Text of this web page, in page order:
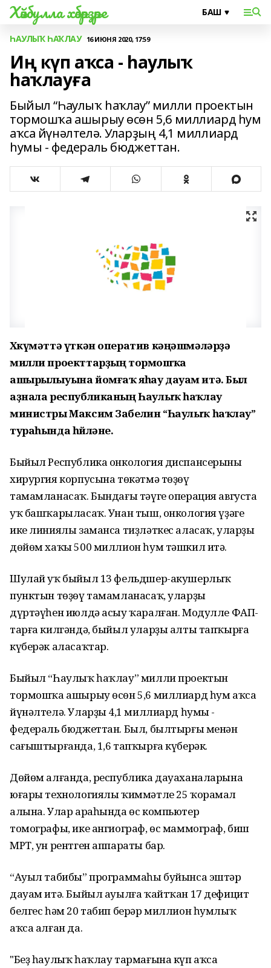
Хәйбулла хәбәрҙәре
ҺАУЛЫҠ ҺАҠЛАУ 16 ИЮНЯ 2020, 17:59
Иң күп аҡса - һаулыҡ
һаҡлауға
Быйыл “Һаулыҡ һаҡлау” милли проектын
тормошҡа ашырыу өсөн 5,6 миллиард һум
аҡса йүнәлтелә. Уларҙың 4,1 миллиард
һумы - федераль бюджеттан.
Хөкүмәттә үткән оператив кәңәшмәләрҙә
милли проекттарҙың тормошҡа
ашырылыуына йомғаҡ яһау дауам итә. Был
аҙнала республиканың Һаулыҡ һаҡлау
министры Максим Забелин “Һаулыҡ һаҡлау”
тураһында һөйләне.
Быйыл Республика онкология диспансерының
хирургия корпусына төкәтмә төҙөү
тамамланасаҡ. Бындағы тәүге операция августа
уҡ башҡарыласаҡ. Унан тыш, онкология үҙәге
ике линиялы заманса тиҙләткес аласаҡ, уларҙың
дөйөм хаҡы 500 миллион һум тәшкил итә.
Шулай уҡ быйыл 13 фельдшер-акушерлыҡ
пунктын төҙөү тамамланасаҡ, уларҙың
дүртәүһен июлдә асыу ҡаралған. Модулле ФАП-
тарға килгәндә, быйыл уларҙы алты тапҡырға
күберәк аласаҡтар.
Быйыл “Һаулыҡ һаҡлау” милли проектын
тормошҡа ашырыу өсөн 5,6 миллиард һум аҡса
йүнәлтелә. Уларҙың 4,1 миллиард һумы -
федераль бюджеттан. Был, былтырғы менән
сағыштырғанда, 1,6 тапҡырға күберәк.
Дөйөм алғанда, республика дауаханаларына
юғары технологиялы ҡиммәтле 25 ҡорамал
алына. Улар араһында өс компьютер
томографы, ике ангиограф, өс маммограф, биш
МРТ, ун рентген аппараты бар.
“Ауыл табибы” программаһы буйынса эштәр
дауам итә. Быйыл ауылға ҡайтҡан 17 дефицит
белгес һәм 20 табип берәр миллион һумлыҡ
аҡса алған да.
"Беҙ һаулыҡ һаҡлау тармағына күп аҡса